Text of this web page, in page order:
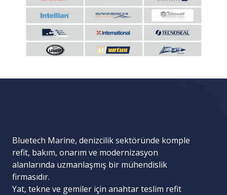
Bluetech Marine, denizcilik sektöründe komple
refit, bakım, onarım ve modernizasyon
alanlarında uzmanlaşmış bir mühendislik
firmasıdır.
Yat, tekne ve gemiler için anahtar teslim refit